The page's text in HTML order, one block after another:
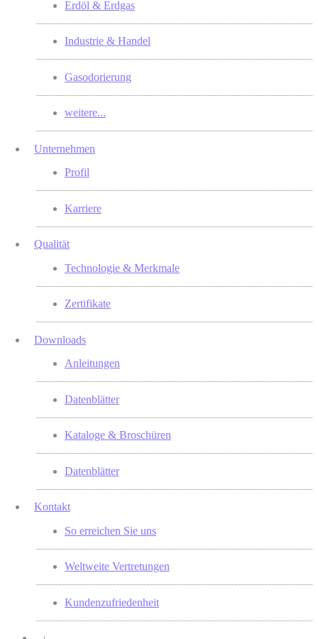
Erdöl & Erdgas
Industrie & Handel
Gasodorierung
weitere...
Unternehmen
Profil
Karriere
Qualität
Technologie & Merkmale
Zertifikate
Downloads
Anleitungen
Datenblätter
Kataloge & Broschüren
Datenblätter
Kontakt
So erreichen Sie uns
Weltweite Vertretungen
Kundenzufriedenheit